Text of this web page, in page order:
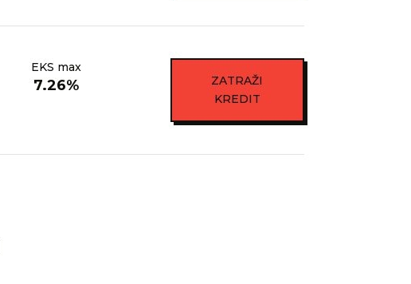
EKS max
7.26%
ZATRAŽI
KREDIT